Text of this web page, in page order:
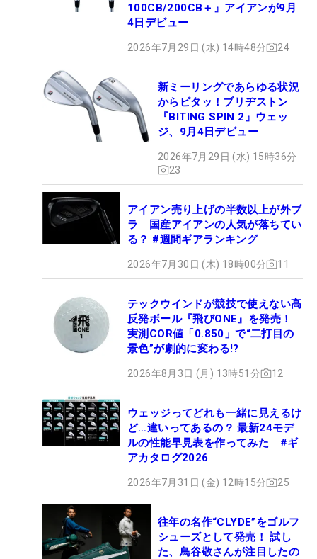
100CB/200CB＋』アイアンが9月
4日デビュー
2026年7月29日 (水) 14時48分 24
新ミーリングであらゆる状況
からピタッ！ブリヂストン
『BITING SPIN 2』ウェッ
ジ、9月4日デビュー
2026年7月29日 (水) 15時36分
23
アイアン売り上げの半数以上が外ブ
ラ 国産アイアンの人気が落ちてい
る？ #週間ギアランキング
2026年7月30日 (木) 18時00分 11
テックウインドが競技で使えない高
反発ボール『飛びONE』を発売！
実測COR値「0.850」で“二打目の
景色”が劇的に変わる!?
2026年8月3日 (月) 13時51分 12
ウェッジってどれも一緒に見えるけ
ど…違いってあるの？ 最新24モデ
ルの性能早見表を作ってみた #ギ
アカタログ2026
2026年7月31日 (金) 12時15分 25
往年の名作“CLYDE”をゴルフ
シューズとして発売！ 試し
た、鳥谷敬さんが注目したの